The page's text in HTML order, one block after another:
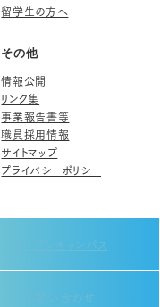
留学生の方へ
その他
情報公開
リンク集
事業報告書等
職員採用情報
サイトマップ
プライバシーポリシー
オープンキャンパス
お問い合わせ